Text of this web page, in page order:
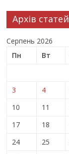
Архів статей
Серпень 2026
Пн
Вт
3
4
10
11
17
18
24
25